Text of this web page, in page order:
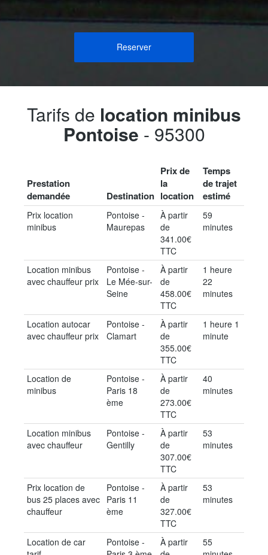
Reserver
Tarifs de location minibus
Pontoise - 95300
Prestation
demandée
Destination
Prix de
la
location
Temps
de trajet
estimé
Prix location
minibus
Pontoise -
Maurepas
À partir
de
341.00€
TTC
59
minutes
Location minibus
avec chauffeur prix
Pontoise -
Le Mée-sur-
Seine
À partir
de
458.00€
TTC
1 heure
22
minutes
Location autocar
avec chauffeur prix
Pontoise -
Clamart
À partir
de
355.00€
TTC
1 heure 1
minute
Location de
minibus
Pontoise -
Paris 18
ème
À partir
de
273.00€
TTC
40
minutes
Location minibus
avec chauffeur
Pontoise -
Gentilly
À partir
de
307.00€
TTC
53
minutes
Prix location de
bus 25 places avec
chauffeur
Pontoise -
Paris 11
ème
À partir
de
327.00€
TTC
53
minutes
Location de car
Pontoise -
À partir
55